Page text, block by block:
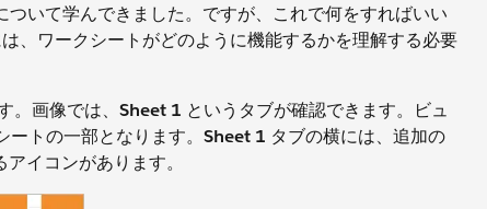
いて学んできました。ですが、これで何をすればいい
、ワークシートがどのように機能するかを理解する必要
画像では、 Sheet 1 というタブが確認できます。ビュ
トの一部となります。 Sheet 1 タブの横には、追加の
イコンがあります。